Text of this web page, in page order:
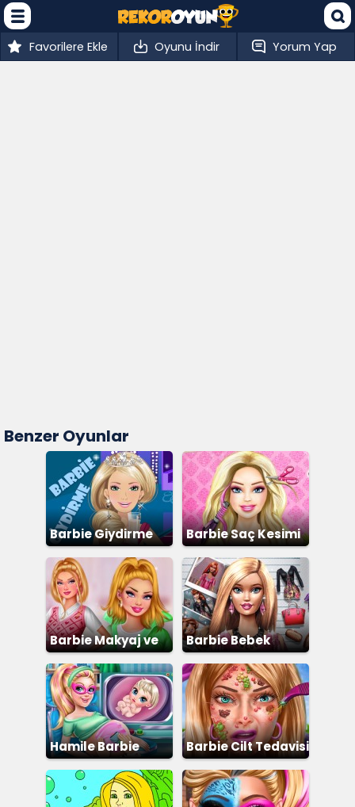
Favorilere Ekle Oyunu İndir Yorum Yap
Benzer Oyunlar
Barbie Giydirme Barbie Saç Kesimi
Barbie Makyaj ve
Giydirme
Barbie Bebek
Giydirme
Hamile Barbie Barbie Cilt Tedavisi